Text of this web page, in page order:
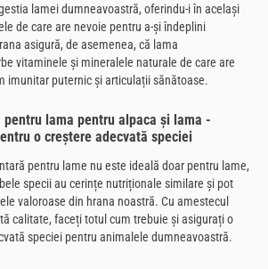
lamei dumneavoastră, oferindu-i în același
de care are nevoie pentru a-și îndeplini
asigură, de asemenea, că lama
vitaminele și mineralele naturale de care are
imunitar puternic și articulații sănătoase.
lama pentru alpaca și lama -
o creștere adecvată speciei
pentru lame nu este ideală doar pentru lame,
specii au cerințe nutriționale similare și pot
valoroase din hrana noastră. Cu amestecul
calitate, faceți totul cum trebuie și asigurați o
speciei pentru animalele dumneavoastră.